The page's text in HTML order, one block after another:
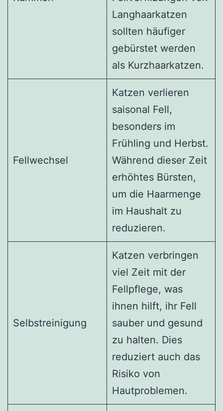
Langhaarkatzen
sollten häufiger
gebürstet werden
als Kurzhaarkatzen.
Fellwechsel
Katzen verlieren
saisonal Fell,
besonders im
Frühling und Herbst.
Während dieser Zeit
erhöhtes Bürsten,
um die Haarmenge
im Haushalt zu
reduzieren.
Selbstreinigung
Katzen verbringen
viel Zeit mit der
Fellpflege, was
ihnen hilft, ihr Fell
sauber und gesund
zu halten. Dies
reduziert auch das
Risiko von
Hautproblemen.